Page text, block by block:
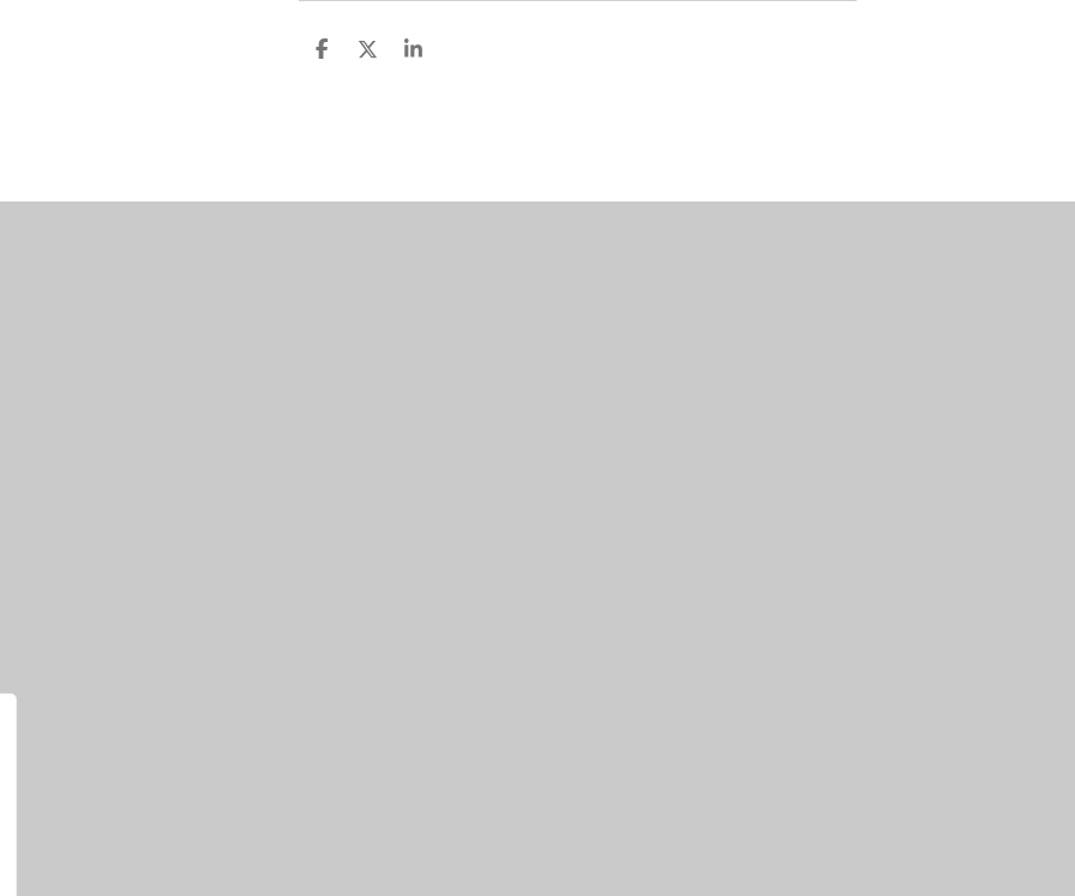
D
D
S